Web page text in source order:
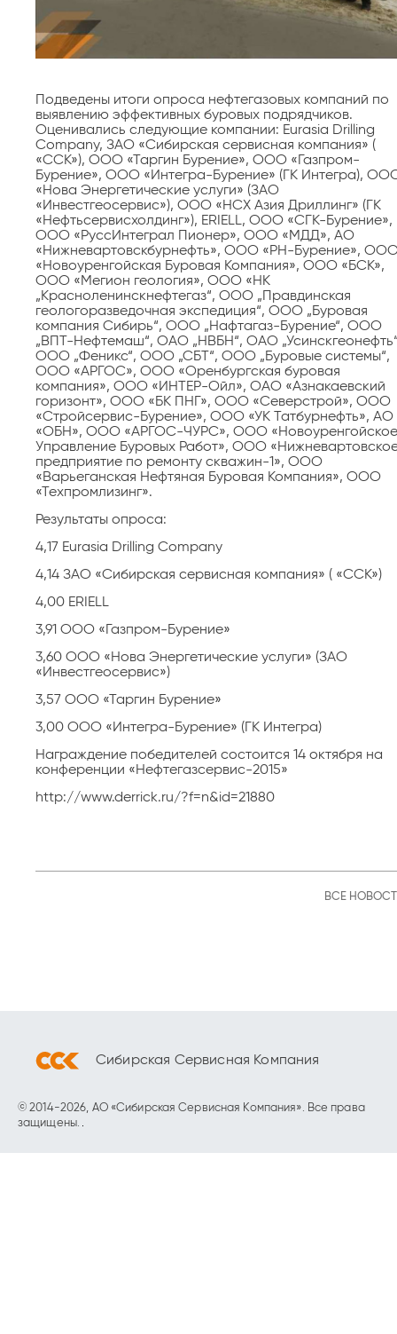
Подведены итоги опроса нефтегазовых компаний по
выявлению эффективных буровых подрядчиков.
Оценивались следующие компании: Eurasia Drilling
Company, ЗАО «Сибирская сервисная компания» (
«ССК»), ООО «Таргин Бурение», ООО «Газпром-
Бурение», ООО «Интегра-Бурение» (ГК Интегра),
«Нова Энергетические услуги» (ЗАО
«Инвестгеосервис»), ООО «НСХ Азия Дриллинг» (ГК
«Нефтьсервисхолдинг»), ERIELL, ООО «СГК-Бурение»,
ООО «РуссИнтеграл Пионер», ООО «МДД», АО
«Нижневартовскбурнефть», ООО «РН-Бурение»,
«Новоуренгойская Буровая Компания», ООО «БСК»,
ООО «Мегион геология», ООО «НК
„Красноленинскнефтегаз“, ООО „Правдинская
геологоразведочная экспедиция“, ООО „Буровая
компания Сибирь“, ООО „Нафтагаз-Бурение“, ООО
„ВПТ-Нефтемаш“, ОАО „НВБН“, ОАО
ООО „Феникс“, ООО „СБТ“, ООО „Буровые системы“,
ООО «АРГОС», ООО «Оренбургская буровая
компания», ООО «ИНТЕР-Ойл», ОАО «Азнакаевский
горизонт», ООО «БК ПНГ», ООО «Северстрой», ООО
«Стройсервис-Бурение», ООО «УК Татбурнефть», АО
«ОБН», ООО «АРГОС-ЧУРС», ООО «Новоуренгойское
Управление Буровых Работ», ООО
предприятие по ремонту скважин-1», ООО
«Варьеганская Нефтяная Буровая Компания», ООО
«Техпромлизинг».
Результаты опроса:
4,17 Eurasia Drilling Company
4,14 ЗАО «Сибирская сервисная компания» ( «ССК»)
4,00 ERIELL
3,91 ООО «Газпром-Бурение»
3,60 ООО «Нова Энергетические услуги» (ЗАО
«Инвестгеосервис»)
3,57 ООО «Таргин Бурение»
3,00 ООО «Интегра-Бурение» (ГК Интегра)
Награждение победителей состоится 14 октября на
конференции «Нефтегазсервис-2015»
http://www.derrick.ru/?f=n&id=21880
ВСЕ
Сибирская Сервисная Компания
© 2014-2026, АО «Сибирская Сервисная Компания». Все права
защищены.